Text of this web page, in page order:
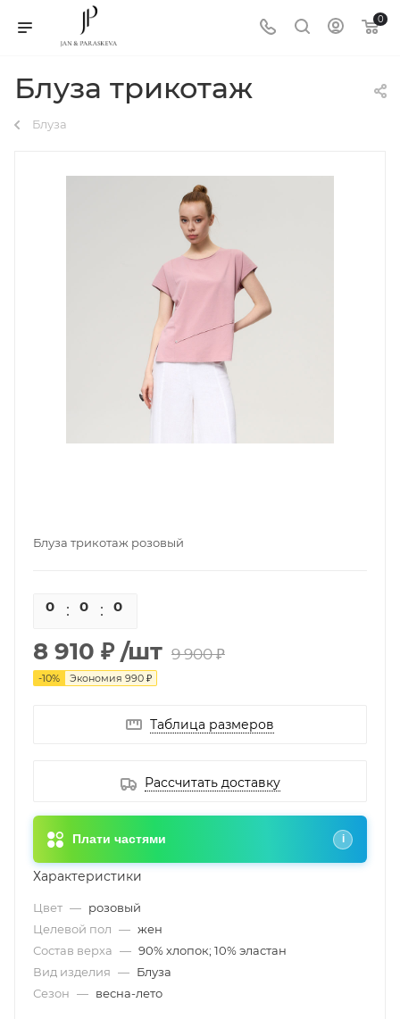
0
Блуза трикотаж
Блуза
Блуза трикотаж розовый
0 0 0
8 910 ₽ /шт 9 900 ₽
-10% Экономия 990 ₽
Таблица размеров
Рассчитать доставку
Плати частями i
Характеристики
Цвет — розовый
Целевой пол — жен
Состав верха — 90% хлопок; 10% эластан
Вид изделия — Блуза
Сезон — весна-лето